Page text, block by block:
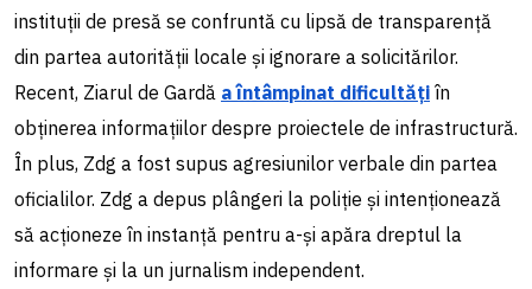
instituții de presă se confruntă cu lipsă de transparență
din partea autorității locale și ignorare a solicitărilor.
Recent, Ziarul de Gardă a întâmpinat dificultăți în
obținerea informațiilor despre proiectele de infrastructură.
În plus, Zdg a fost supus agresiunilor verbale din partea
oficialilor. Zdg a depus plângeri la poliție și intenționează
să acționeze în instanță pentru a-și apăra dreptul la
informare și la un jurnalism independent.